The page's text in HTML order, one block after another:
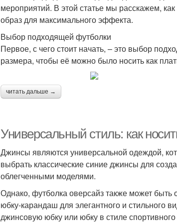
мероприятий. В этой статье мы расскажем,
образ для максимального эффекта.
Выбор подходящей футболки
Первое, с чего стоит начать, – это выбор
размера, чтобы её можно было носить как
читать дальше →
Универсальный стиль: как
Джинсы являются универсальной одеждой,
выбрать классические синие джинсы для
облегченными моделями.
Однако, футболка оверсайз также может
юбку-карандаш для элегантного и стильного
джинсовую юбку или юбку в стиле